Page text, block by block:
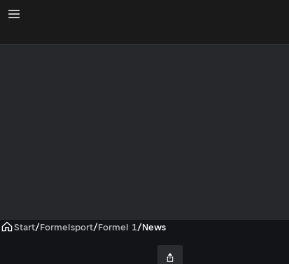
Start/Formelsport/Formel 1/News